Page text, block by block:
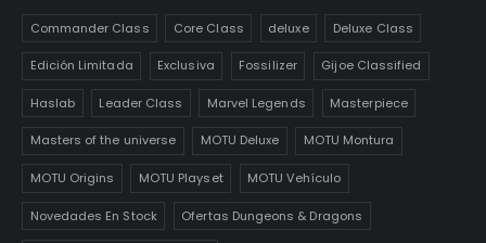
Commander Class Core Class deluxe Deluxe Class
Edición Limitada Exclusiva Fossilizer Gijoe Classified
Haslab Leader Class Marvel Legends Masterpiece
Masters of the universe MOTU Deluxe MOTU Montura
MOTU Origins MOTU Playset MOTU Vehículo
Novedades En Stock Ofertas Dungeons & Dragons